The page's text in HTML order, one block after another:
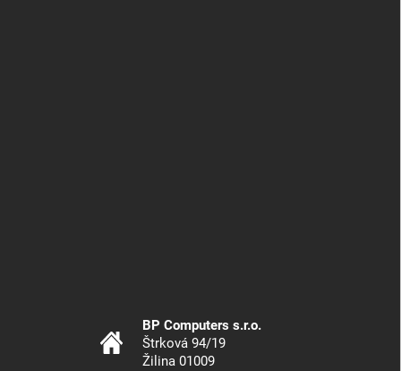
BP Computers s.r.o.
Štrková 94/19
Žilina 01009